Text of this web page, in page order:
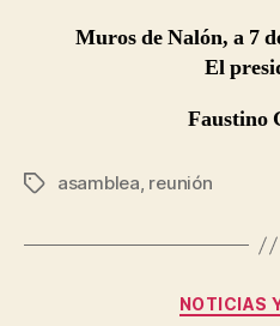
Muros de Nalón, a 7
El
Faustino
Tagsasamblea, reunión
NOTICIAS